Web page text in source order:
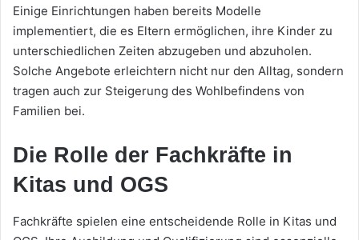
Einige Einrichtungen haben bereits Modelle
implementiert, die es Eltern ermöglichen, ihre Kinder zu
unterschiedlichen Zeiten abzugeben und abzuholen.
Solche Angebote erleichtern nicht nur den Alltag, sondern
tragen auch zur Steigerung des Wohlbefindens von
Familien bei.
Die Rolle der Fachkräfte in
Kitas und OGS
Fachkräfte spielen eine entscheidende Rolle in Kitas und